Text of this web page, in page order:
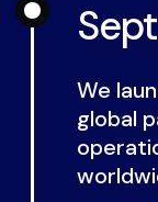
We
global